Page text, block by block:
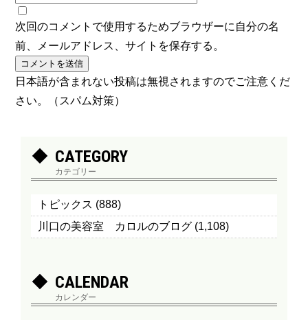
次回のコメントで使用するためブラウザーに自分の名
前、メールアドレス、サイトを保存する。
日本語が含まれない投稿は無視されますのでご注意くだ
さい。（スパム対策）
CATEGORY
カテゴリー
トピックス (888)
川口の美容室 カロルのブログ (1,108)
CALENDAR
カレンダー